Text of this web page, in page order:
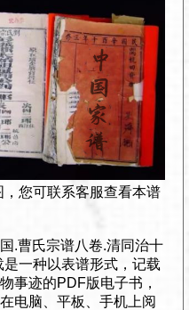
您可联系客服查看本谱
.曹氏宗谱八卷.清同治十
一种以表谱形式，记载
事迹的PDF版电子书，
电脑、平板、手机上阅